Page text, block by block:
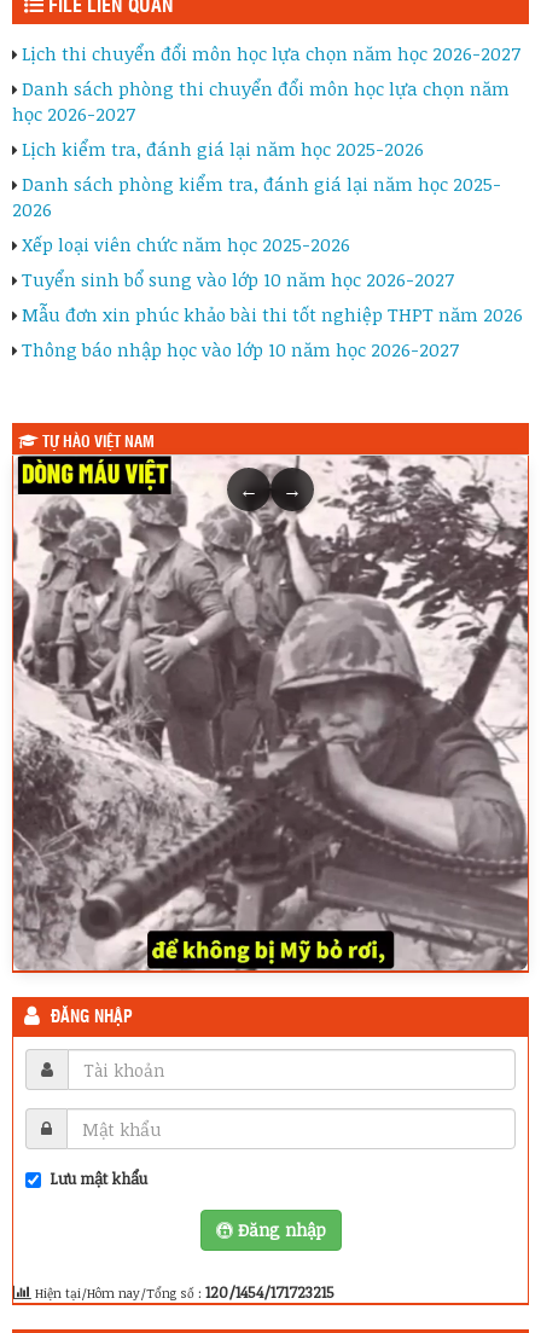
FILE LIÊN QUAN
Lịch thi chuyển đổi môn học lựa chọn năm học 2026-2027
Danh sách phòng thi chuyển đổi môn học lựa chọn năm
học 2026-2027
Lịch kiểm tra, đánh giá lại năm học 2025-2026
Danh sách phòng kiểm tra, đánh giá lại năm học 2025-
2026
Xếp loại viên chức năm học 2025-2026
Tuyển sinh bổ sung vào lớp 10 năm học 2026-2027
Mẫu đơn xin phúc khảo bài thi tốt nghiệp THPT năm 2026
Thông báo nhập học vào lớp 10 năm học 2026-2027
TỰ HÀO VIỆT NAM
← →
ĐĂNG NHẬP
Lưu mật khẩu
Đăng nhập
Hiện tại/Hôm nay/Tổng số : 120/1454/171723215